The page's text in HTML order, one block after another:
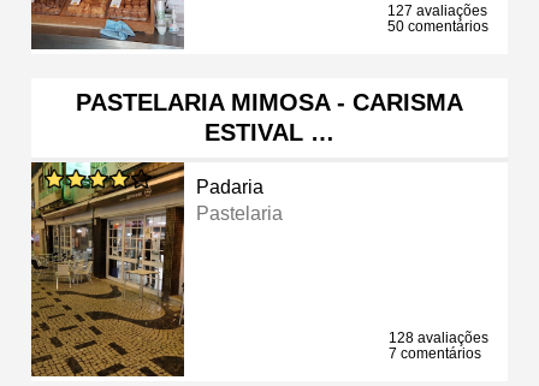
127 avaliações
50 comentários
PASTELARIA MIMOSA - CARISMA
ESTIVAL …
Padaria
Pastelaria
128 avaliações
7 comentários